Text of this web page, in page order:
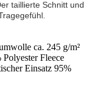
taillierte Schnitt und
ca. 245 g/m²
Fleece
Einsatz 95%